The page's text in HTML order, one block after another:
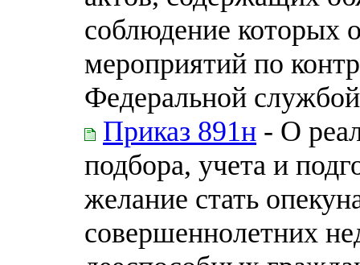
соблюдение которых
мероприятий по
Федеральной
Приказ 891н - О
подбора, учета и
желание стать
совершеннолетних